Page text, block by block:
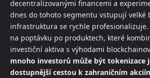
decentralizovanými financemi a
dnes do tohoto segmentu vstupují velké
infrastruktura se rychle
na poptávku po produktech, které
investiční aktiva s výhodami
mnoho investorů může být tokenizace
dostupnější cestou k zahraničním